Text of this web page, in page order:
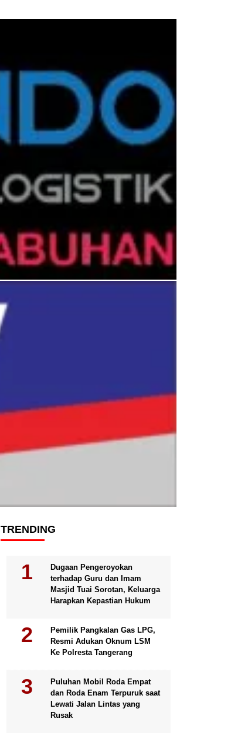
TRENDING
Dugaan Pengeroyokan
terhadap Guru dan Imam
Masjid Tuai Sorotan, Keluarga
Harapkan Kepastian Hukum
Pemilik Pangkalan Gas LPG,
Resmi Adukan Oknum LSM
Ke Polresta Tangerang
Puluhan Mobil Roda Empat
dan Roda Enam Terpuruk saat
Lewati Jalan Lintas yang
Rusak